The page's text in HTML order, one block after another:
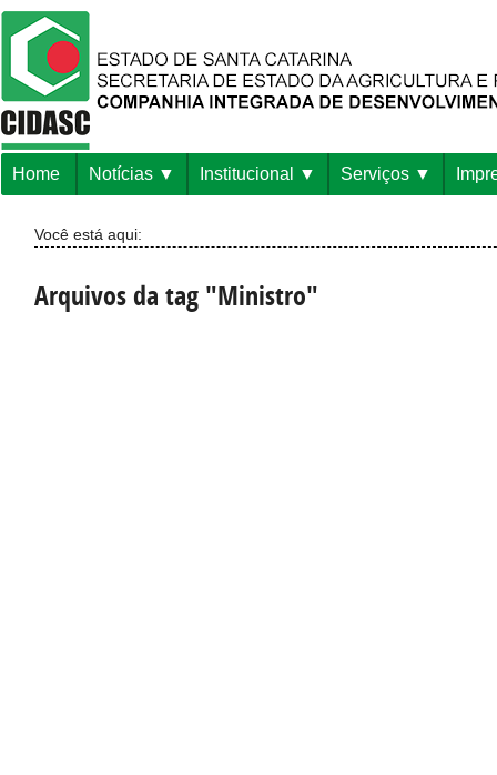
Home Notícias Institucional Serviços
Você está aqui:
Arquivos da tag "Ministro"